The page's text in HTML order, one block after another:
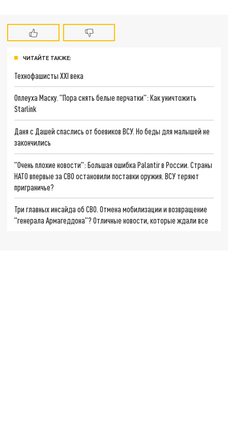
ЧИТАЙТЕ ТАКЖЕ:
Технофашисты XXI века
Оплеуха Маску. "Пора снять белые перчатки": Как уничтожить
Starlink
Даня с Дашей спаслись от боевиков ВСУ. Но беды для малышей не
закончились
"Очень плохие новости": Большая ошибка Palantir в России. Страны
НАТО впервые за СВО остановили поставки оружия. ВСУ теряют
приграничье?
Три главных инсайда об СВО. Отмена мобилизации и возвращение
"генерала Армагеддона"? Отличные новости, которые ждали все